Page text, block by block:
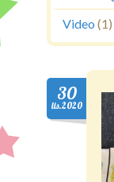
Video (1)
30
lis.2020